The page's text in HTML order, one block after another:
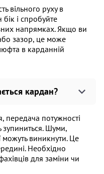
вільного руху в
і спробуйте
напрямках. Якщо ви
зазор, це може
в карданній
кардан?
передача потужності
зупиниться. Шуми,
можуть виникнути. Це
Необхідно
для заміни чи